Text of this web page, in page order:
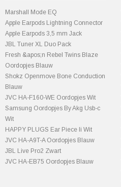
Marshall Mode EQ
Apple Earpods Lightning Connector
Apple Earpods 3,5 mm Jack
JBL Tuner XL Duo Pack
Fresh &apos;n Rebel Twins Blaze
Oordopjes Blauw
Shokz Openmove Bone Conduction
Blauw
JVC HA-F160-WE Oordopjes Wit
Samsung Oordopjes By Akg Usb-c
Wit
HAPPY PLUGS Ear Piece Ii Wit
JVC HA-A9T-A Oordopjes Blauw
JBL Live Pro2 Zwart
JVC HA-EB75 Oordopjes Blauw